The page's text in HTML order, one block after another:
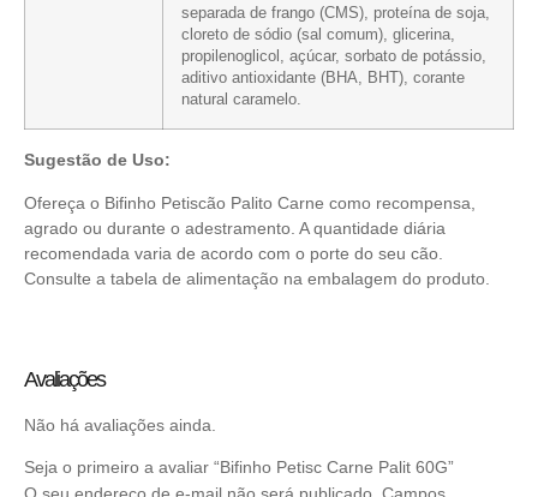
separada de frango (CMS), proteína de soja,
cloreto de sódio (sal comum), glicerina,
propilenoglicol, açúcar, sorbato de potássio,
aditivo antioxidante (BHA, BHT), corante
natural caramelo.
Sugestão de Uso:
Ofereça o Bifinho Petiscão Palito Carne como recompensa,
agrado ou durante o adestramento. A quantidade diária
recomendada varia de acordo com o porte do seu cão.
Consulte a tabela de alimentação na embalagem do produto.
Avaliações
Não há avaliações ainda.
Seja o primeiro a avaliar “Bifinho Petisc Carne Palit 60G”